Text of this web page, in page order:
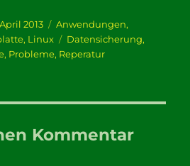
2013 Kategorien
Anwendungen,
, Linux Schlagwörter
Datensicherung,
, Probleme, Reperatur
Kommentar